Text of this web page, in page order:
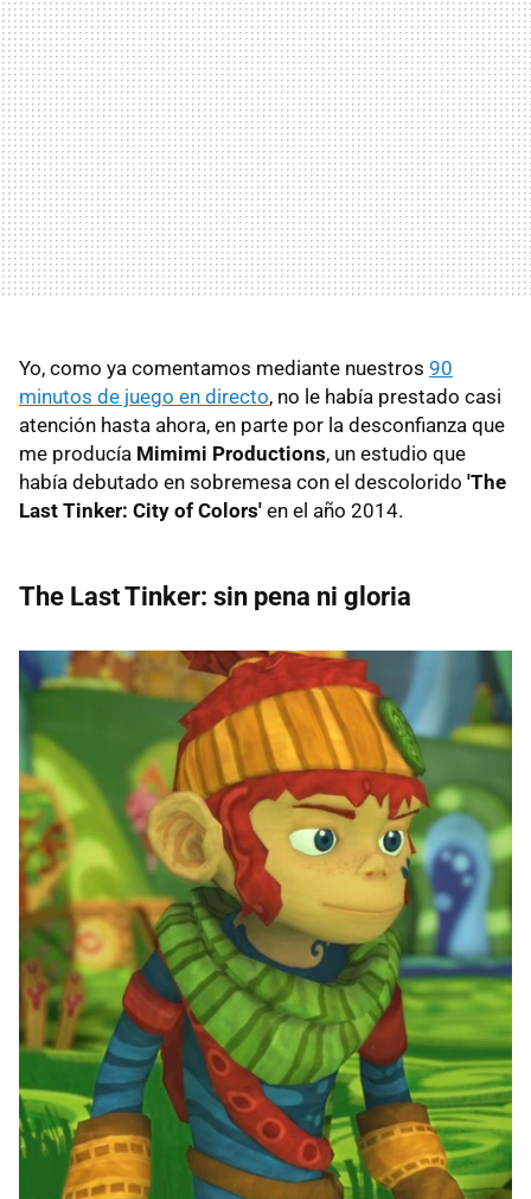
Yo, como ya comentamos mediante nuestros 90
minutos de juego en directo, no le había prestado casi
atención hasta ahora, en parte por la desconfianza que
me producía Mimimi Productions, un estudio que
había debutado en sobremesa con el descolorido 'The
Last Tinker: City of Colors' en el año 2014.
The Last Tinker: sin pena ni gloria